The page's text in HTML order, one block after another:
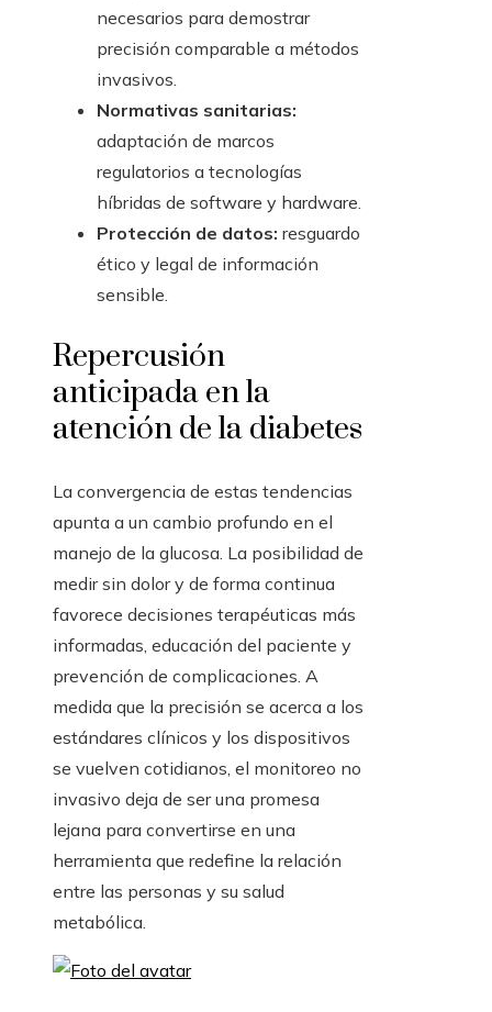
necesarios para demostrar
precisión comparable a métodos
invasivos.
Normativas sanitarias:
adaptación de marcos
regulatorios a tecnologías
híbridas de software y hardware.
Protección de datos: resguardo
ético y legal de información
sensible.
Repercusión
anticipada en la
atención de la diabetes
La convergencia de estas tendencias
apunta a un cambio profundo en el
manejo de la glucosa. La posibilidad de
medir sin dolor y de forma continua
favorece decisiones terapéuticas más
informadas, educación del paciente y
prevención de complicaciones. A
medida que la precisión se acerca a los
estándares clínicos y los dispositivos
se vuelven cotidianos, el monitoreo no
invasivo deja de ser una promesa
lejana para convertirse en una
herramienta que redefine la relación
entre las personas y su salud
metabólica.